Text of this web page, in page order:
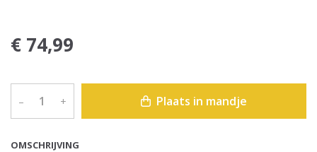
OMSCHRIJVING
€ 74,99
– + Plaats in mandje